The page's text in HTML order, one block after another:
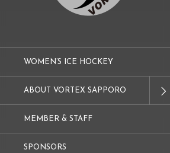
WOMEN’S ICE HOCKEY
ABOUT VORTEX SAPPORO
MEMBER & STAFF
SPONSORS